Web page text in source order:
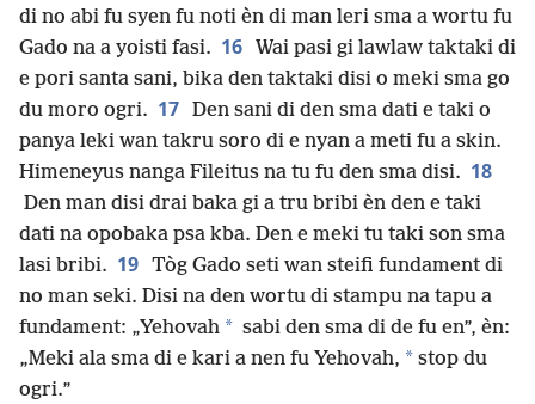
di no abi fu syen fu noti èn di man leri sma a wortu fu
Gado na a yoisti fasi. 16 Wai pasi gi lawlaw taktaki di
e pori santa sani, bika den taktaki disi o meki sma go
du moro ogri. 17 Den sani di den sma dati e taki o
panya leki wan takru soro di e nyan a meti fu a skin.
Himeneyus nanga Fileitus na tu fu den sma disi. 18
Den man disi drai baka gi a tru bribi èn den e taki
dati na opobaka psa kba. Den e meki tu taki son sma
lasi bribi. 19 Tòg Gado seti wan steifi fundament di
no man seki. Disi na den wortu di stampu na tapu a
fundament: „Yehovah * sabi den sma di de fu en”, èn:
„Meki ala sma di e kari a nen fu Yehovah, * stop du
ogri.”